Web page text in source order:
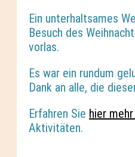
Ein unterhaltsames
Besuch des
vorlas.
Es war ein rundum
Dank an alle, die
Erfahren Sie hier
Aktivitäten.